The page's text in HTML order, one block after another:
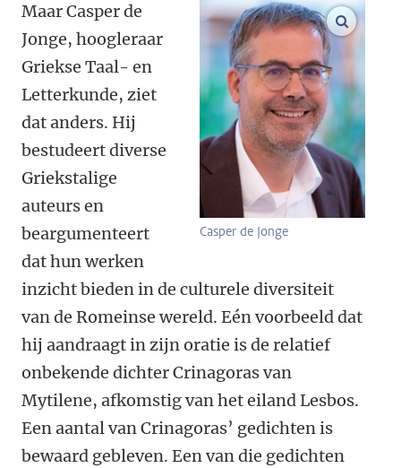
Casper de Jonge
Maar Casper de
Jonge, hoogleraar
Griekse Taal- en
Letterkunde, ziet
dat anders. Hij
bestudeert diverse
Griekstalige
auteurs en
beargumenteert
dat hun werken
inzicht bieden in de culturele diversiteit
van de Romeinse wereld. Eén voorbeeld dat
hij aandraagt in zijn oratie is de relatief
onbekende dichter Crinagoras van
Mytilene, afkomstig van het eiland Lesbos.
Een aantal van Crinagoras’ gedichten is
bewaard gebleven. Een van die gedichten